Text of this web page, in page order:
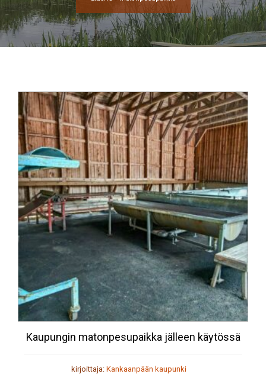
Kaupungin matonpesupaikka jälleen käytössä
kirjoittaja: Kankaanpään kaupunki